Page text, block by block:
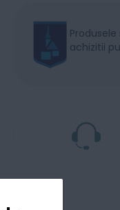
achizitii